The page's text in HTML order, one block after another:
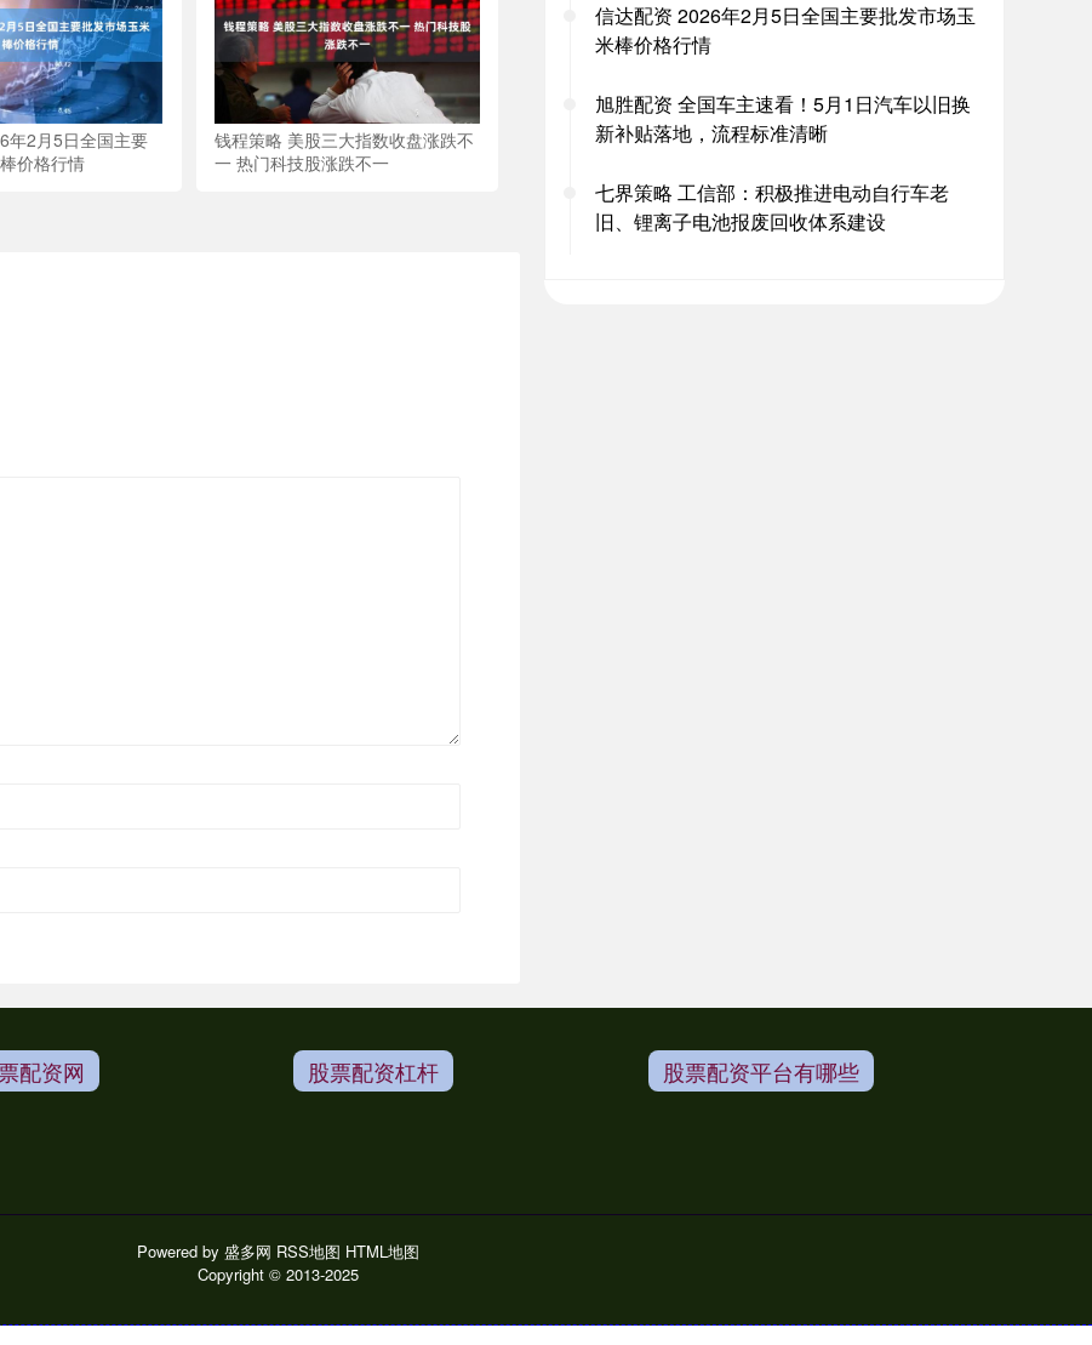
年2月5日全国主要
价格行情
钱程策略 美股三大指数收盘涨跌不
一 热门科技股涨跌不一
信达配资 2026年2月5日全国主要批发市场玉
米棒价格行情
旭胜配资 全国车主速看！5月1日汽车以旧换
新补贴落地，流程标准清晰
七界策略 工信部：积极推进电动自行车老
旧、锂离子电池报废回收体系建设
配资网 股票配资杠杆 股票配资平台有哪些
Powered by 盛多网 RSS地图 HTML地图
Copyright © 2013-2025